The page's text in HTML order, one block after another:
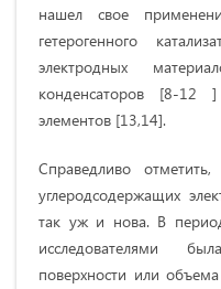
нашел свое
гетерогенного
электродных
конденсаторов [8-12
элементов [13,14].
Справедливо
углеродсодержащих
так уж и нова. В
исследователями
поверхности или